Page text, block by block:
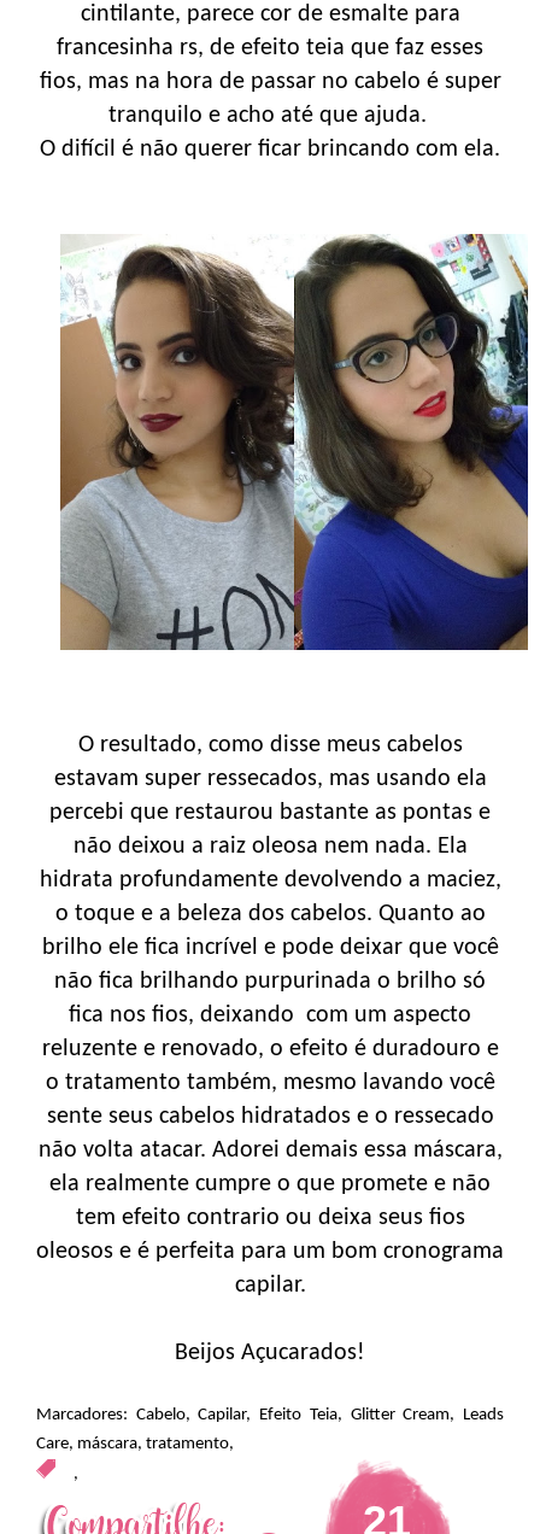
cintilante, parece cor de esmalte para
francesinha rs, de efeito teia que faz esses
fios, mas na hora de passar no cabelo é super
tranquilo e acho até que ajuda.
O difícil é não querer ficar brincando com ela.
O resultado, como disse meus cabelos
estavam super ressecados, mas usando ela
percebi que restaurou bastante as pontas e
não deixou a raiz oleosa nem nada. Ela
hidrata profundamente devolvendo a maciez,
o toque e a beleza dos cabelos. Quanto ao
brilho ele fica incrível e pode deixar que você
não fica brilhando purpurinada o brilho só
fica nos fios, deixando com um aspecto
reluzente e renovado, o efeito é duradouro e
o tratamento também, mesmo lavando você
sente seus cabelos hidratados e o ressecado
não volta atacar. Adorei demais essa máscara,
ela realmente cumpre o que promete e não
tem efeito contrario ou deixa seus fios
oleosos e é perfeita para um bom cronograma
capilar.
Beijos Açucarados!
Marcadores: Cabelo,Capilar, Efeito Teia, Glitter Cream, Leads
Care, máscara, tratamento,
,
21